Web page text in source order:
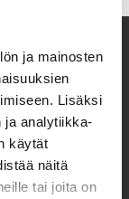
ja mainosten
Lisäksi
ja analytiikka-
käytät
näitä
tai joita on